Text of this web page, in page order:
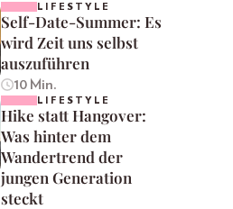
LIFESTYLE
Self-Date-Summer: Es
wird Zeit uns selbst
auszuführen
10 Min.
LIFESTYLE
Hike statt Hangover:
Was hinter dem
Wandertrend der
jungen Generation
steckt